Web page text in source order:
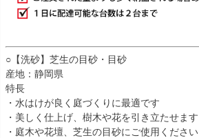
○【洗砂】芝生の目砂・目砂
産地：静岡県
特長
・水はけが良く庭づくりに最適です
・美しく仕上げ、樹木や花を引き立たせます
・庭木や花壇、芝生の目砂にご使用ください